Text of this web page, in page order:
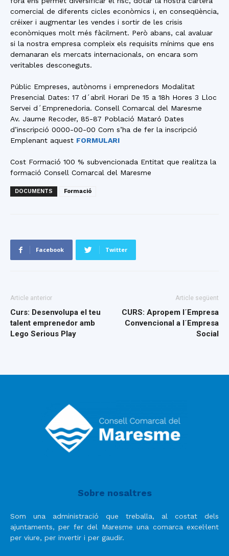
comercial de diferents cicles econòmics i, en conseqüència,
créixer i augmentar les vendes i sortir de les crisis
econòmiques molt més fàcilment. Però abans, cal avaluar
si la nostra empresa compleix els requisits mínims que ens
demanaran els mercats internacionals, on encara som
veritables desconeguts.
Públic Empreses, autònoms i emprenedors Modalitat
Presencial Dates: 17 d´abril Horari De 15 a 18h Hores 3 Lloc
Servei d´Emprenedoria. Consell Comarcal del Maresme
Av. Jaume Recoder, 85-87 Població Mataró Dates
d’inscripció 0000-00-00 Com s’ha de fer la inscripció
Emplenant aquest FORMULARI
Cost Formació 100 % subvencionada Entitat que realitza la
formació Consell Comarcal del Maresme
DOCUMENTS Formació
Facebook Twitter
Article anterior
Curs: Desenvolupa el teu
talent emprenedor amb
Lego Serious Play
Article següent
CURS: Apropem l´Empresa
Convencional a l´Empresa
Social
Sobre nosaltres
Som una administració que treballa, al costat dels
ajuntaments, per fer del Maresme una comarca excel·lent
per viure, per invertir i per gaudir.